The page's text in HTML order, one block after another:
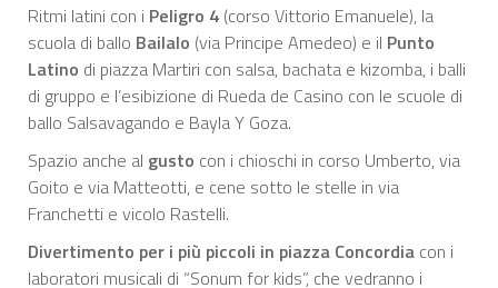
Ritmi latini con i Peligro 4 (corso Vittorio Emanuele), la
scuola di ballo Bailalo (via Principe Amedeo) e il Punto
Latino di piazza Martiri con salsa, bachata e kizomba, i balli
di gruppo e l’esibizione di Rueda de Casino con le scuole di
ballo Salsavagando e Bayla Y Goza.
Spazio anche al gusto con i chioschi in corso Umberto, via
Goito e via Matteotti, e cene sotto le stelle in via
Franchetti e vicolo Rastelli.
Divertimento per i più piccoli in piazza Concordia con i
laboratori musicali di “Sonum for kids”, che vedranno i